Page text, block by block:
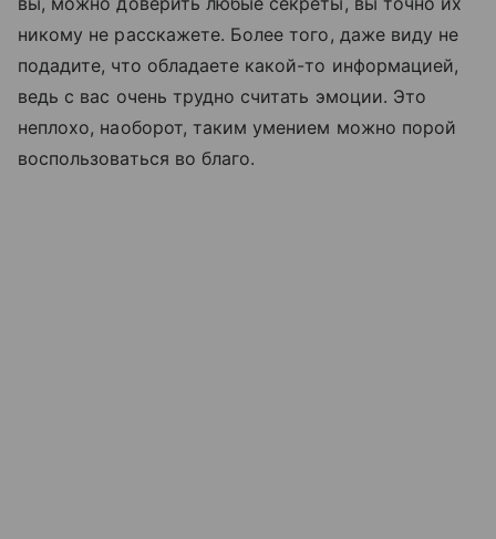
никому не расскажете. Более того, даже виду не
подадите, что обладаете какой-то информацией,
ведь с вас очень трудно считать эмоции. Это
неплохо, наоборот, таким умением можно порой
воспользоваться во благо.